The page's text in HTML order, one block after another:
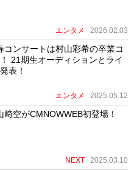
エンタメ 2026.02.03
コンサートは村山彩希の卒業コ
21期生オーディションとライ
表！
エンタメ 2025.05.12
空がCMNOWWEB初登場！
NEXT 2025.03.10